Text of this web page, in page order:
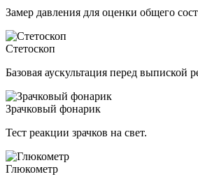
Замер давления для оценки общего
Стетоскоп
Базовая аускультация перед выпиской
Зрачковый фонарик
Тест реакции зрачков на свет.
Глюкометр